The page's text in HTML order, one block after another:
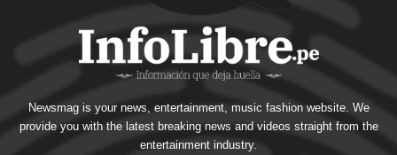
Newsmag is your news, entertainment, music fashion website. We
provide you with the latest breaking news and videos straight from the
entertainment industry.